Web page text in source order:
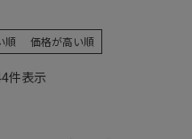
順 価格が高い順
件表示